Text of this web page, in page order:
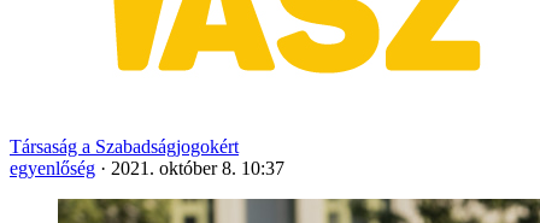
Társaság a Szabadságjogokért
egyenlőség · 2021. október 8. 10:37